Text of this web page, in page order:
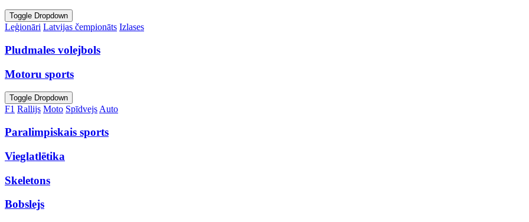
Toggle Dropdown
Leģionāri Latvijas čempionāts Izlases
Pludmales volejbols
Motoru sports
Toggle Dropdown
F1 Rallijs Moto SpīdvejsAuto
Paralimpiskais sports
Vieglatlētika
Skeletons
Bobslejs